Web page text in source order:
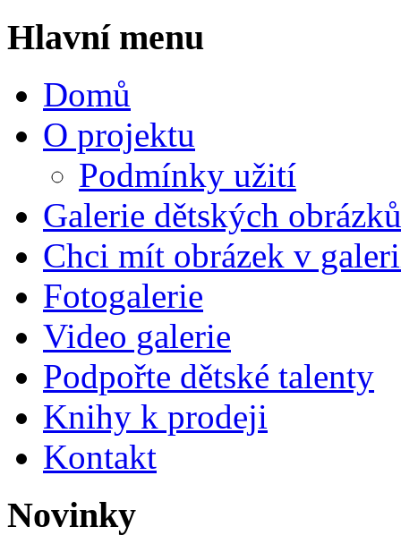
Hlavní menu
Domů
O projektu
Podmínky užití
Galerie dětských obrázků
Chci mít obrázek v
Fotogalerie
Video galerie
Podpořte dětské talenty
Knihy k prodeji
Kontakt
Novinky